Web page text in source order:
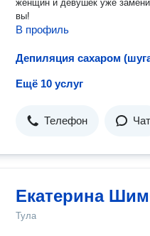
женщин и девушек уже
вы!
В профиль
Ещё 10 услуг
Телефон Чат
Екатерина
Тула